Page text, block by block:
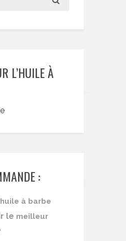
L’HUILE À
:
huile à barbe
le meilleur